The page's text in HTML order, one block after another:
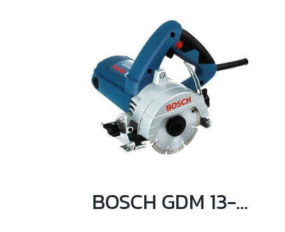
BOSCH GDM 13-34 เครื่องตัดหินอ่อน 1300 วัตต์ (ไม่มีสายน้ำ)